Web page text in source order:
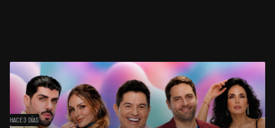
HACE 3 DÍAS